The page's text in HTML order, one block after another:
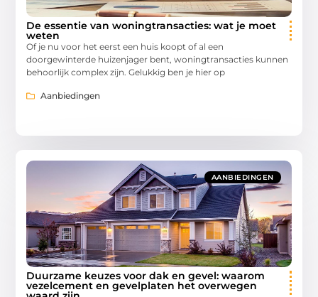
De essentie van woningtransacties: wat je moet
weten
Of je nu voor het eerst een huis koopt of al een
doorgewinterde huizenjager bent, woningtransacties kunnen
behoorlijk complex zijn. Gelukkig ben je hier op
Aanbiedingen
AANBIEDINGEN
Duurzame keuzes voor dak en gevel: waarom
vezelcement en gevelplaten het overwegen